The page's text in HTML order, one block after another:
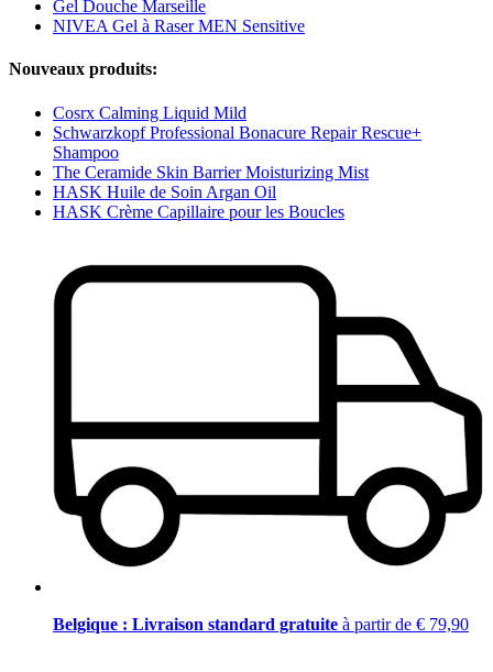
Gel Douche Marseille
NIVEA Gel à Raser MEN Sensitive
Nouveaux produits:
Cosrx Calming Liquid Mild
Schwarzkopf Professional Bonacure Repair Rescue+
Shampoo
The Ceramide Skin Barrier Moisturizing Mist
HASK Huile de Soin Argan Oil
HASK Crème Capillaire pour les Boucles
Belgique : Livraison standard gratuite à partir de € 79,90